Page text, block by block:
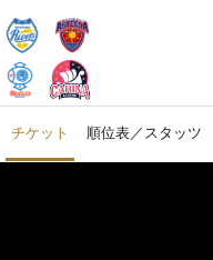
チケット 順位表／スタッツ